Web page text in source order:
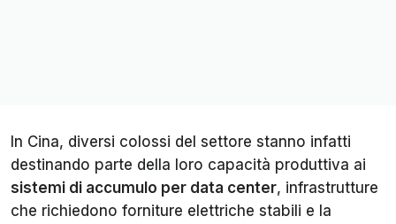
In Cina, diversi colossi del settore stanno infatti
destinando parte della loro capacità produttiva ai
sistemi di accumulo per data center, infrastrutture
che richiedono forniture elettriche stabili e la